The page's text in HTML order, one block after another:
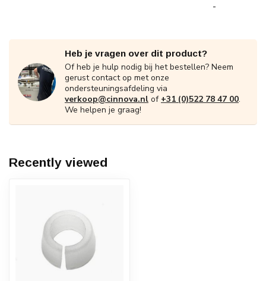
-
Heb je vragen over dit product?
Of heb je hulp nodig bij het bestellen? Neem
gerust contact op met onze
ondersteuningsafdeling via
verkoop@cinnova.nl of +31 (0)522 78 47 00.
We helpen je graag!
Recently viewed